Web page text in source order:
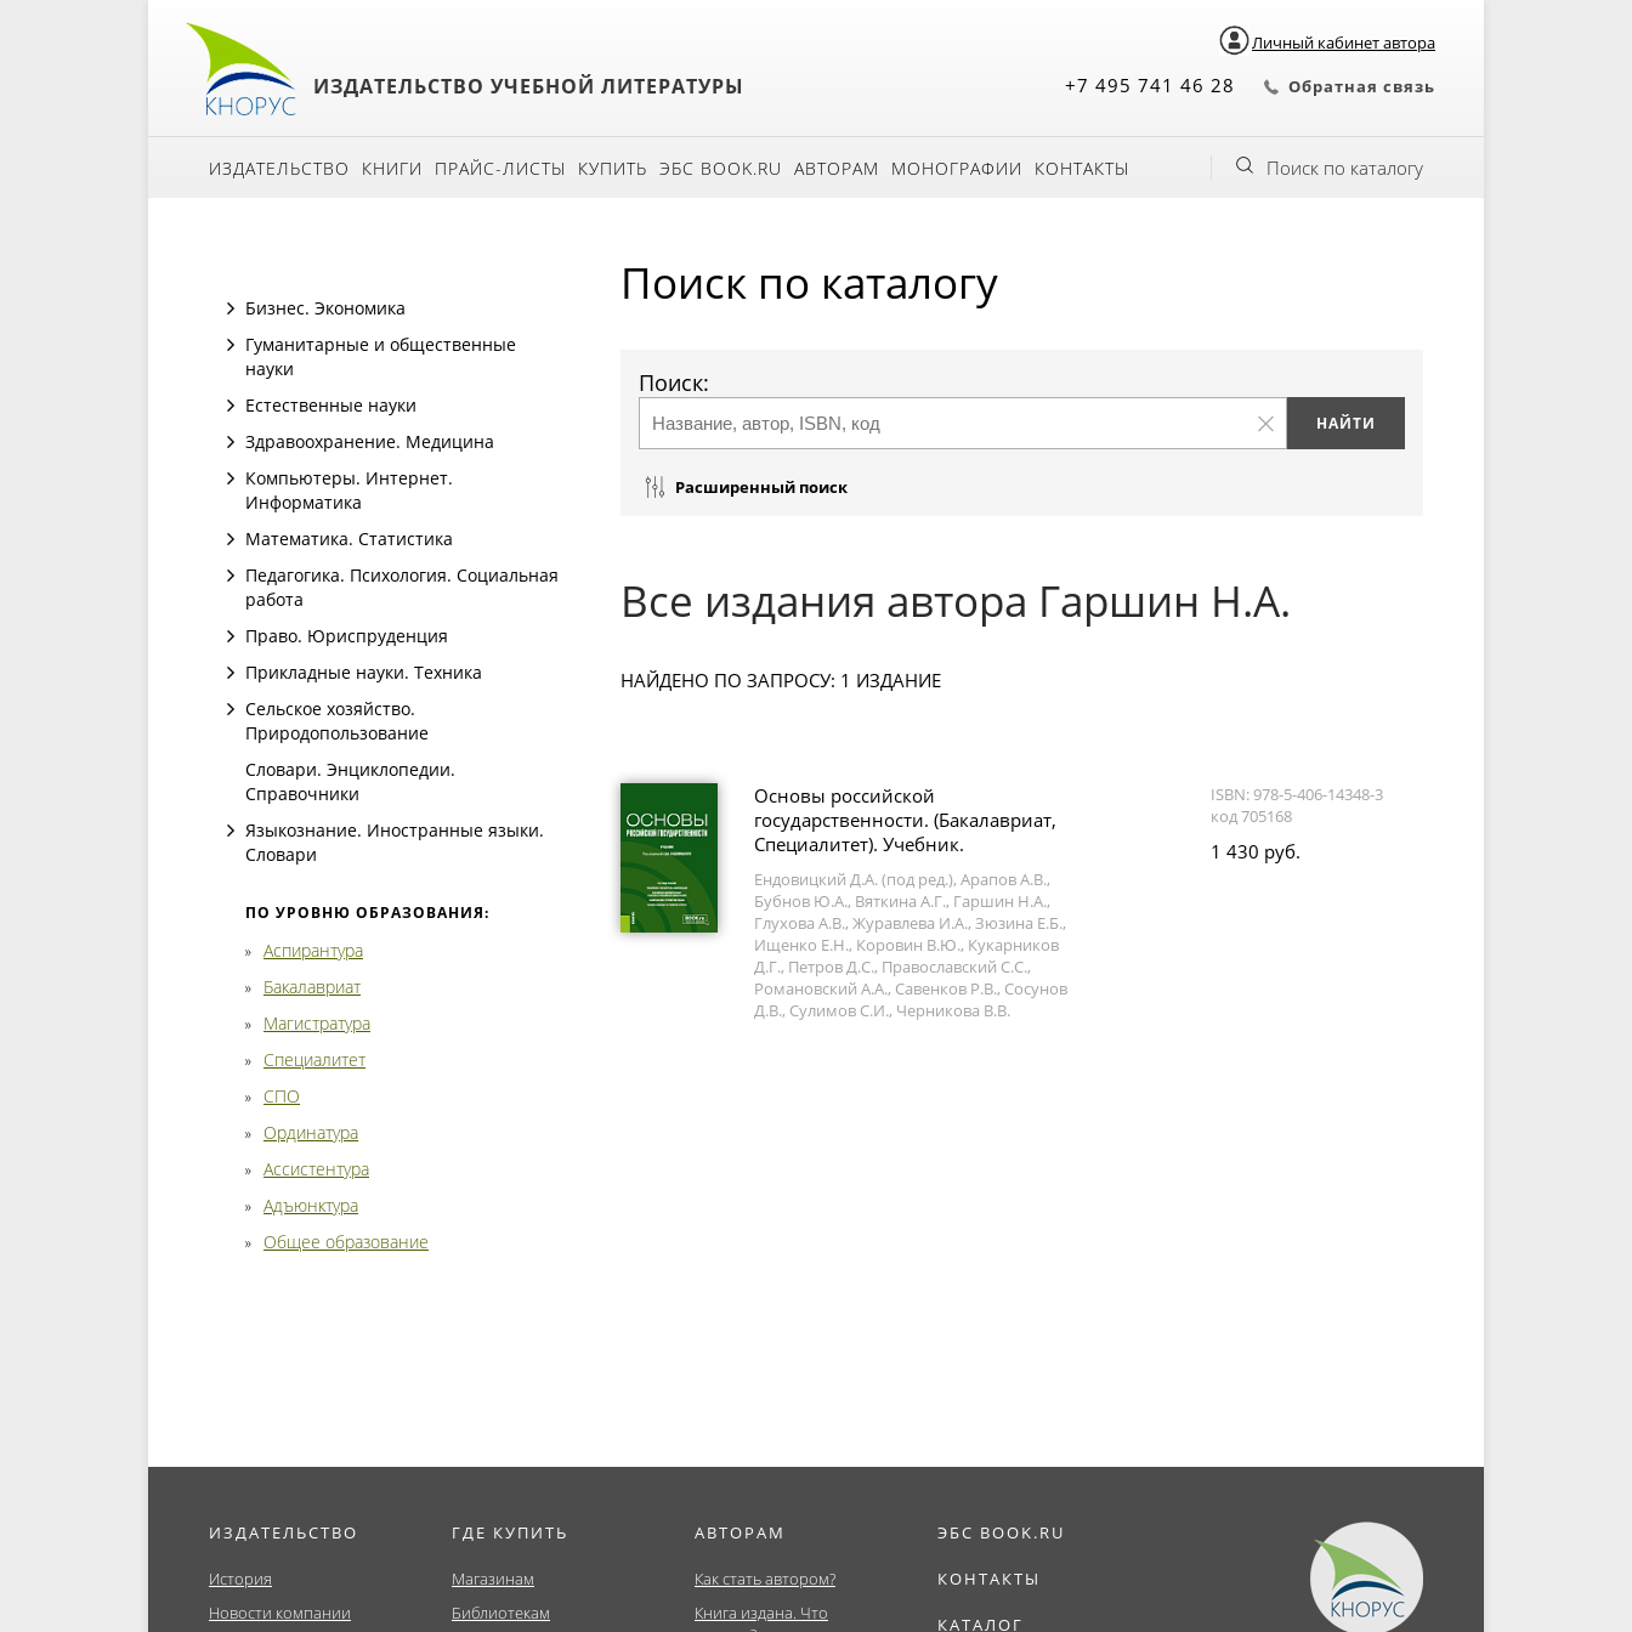
Личный кабинет автора
ИЗДАТЕЛЬСТВО УЧЕБНОЙ ЛИТЕРАТУРЫ +7 495 741 46 28 Обратная связь
ИЗДАТЕЛЬСТВО КНИГИ ПРАЙС-ЛИСТЫ КУПИТЬ ЭБС BOOK.RU АВТОРАМ МОНОГРАФИИ КОНТАКТЫ Поиск по каталогу
Бизнес. Экономика
Гуманитарные и общественные
науки
Естественные науки
Здравоохранение. Медицина
Компьютеры. Интернет.
Информатика
Математика. Статистика
Педагогика. Психология. Социальная
работа
Право. Юриспруденция
Прикладные науки. Техника
Сельское хозяйство.
Природопользование
Словари. Энциклопедии.
Справочники
Языкознание. Иностранные языки.
Словари
ПО УРОВНЮ ОБРАЗОВАНИЯ:
Аспирантура
Бакалавриат
Магистратура
Специалитет
СПО
Ординатура
Ассистентура
Адъюнктура
Общее образование
Поиск по каталогу
Поиск:
Расширенный поиск
Все издания автора Гаршин Н.А.
НАЙДЕНО ПО ЗАПРОСУ: 1 ИЗДАНИЕ
Основы российской
государственности. (Бакалавриат,
Специалитет). Учебник.
Ендовицкий Д.А. (под ред.), Арапов А.В.,
Бубнов Ю.А., Вяткина А.Г., Гаршин Н.А.,
Глухова А.В., Журавлева И.А., Зюзина Е.Б.,
Ищенко Е.Н., Коровин В.Ю., Кукарников
Д.Г., Петров Д.С., Православский С.С.,
Романовский А.А., Савенков Р.В., Сосунов
Д.В., Сулимов С.И., Черникова В.В.
ISBN: 978-5-406-14348-3
код 705168
1 430 руб.
ИЗДАТЕЛЬСТВО
История
Новости компании
ГДЕ КУПИТЬ
Магазинам
Библиотекам
АВТОРАМ
Как стать автором?
Книга издана. Что
ЭБС BOOK.RU
КОНТАКТЫ
КАТАЛОГ